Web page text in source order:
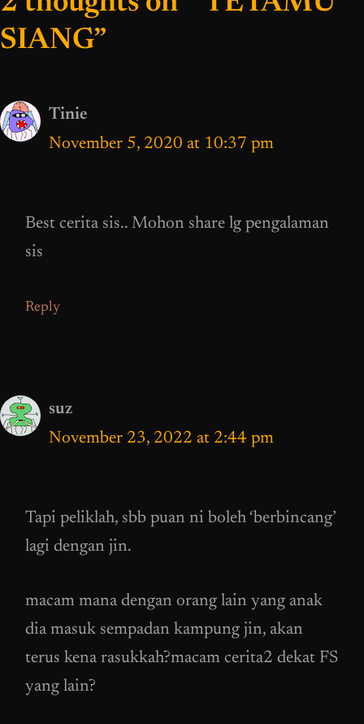
SIANG”
Tinie
November 5, 2020 at 10:37 pm
Best cerita sis.. Mohon share lg pengalaman
sis
Reply
suz
November 23, 2022 at 2:44 pm
Tapi peliklah, sbb puan ni boleh ‘berbincang’
lagi dengan jin.
macam mana dengan orang lain yang anak
dia masuk sempadan kampung jin, akan
terus kena rasukkah?macam cerita2 dekat FS
yang lain?